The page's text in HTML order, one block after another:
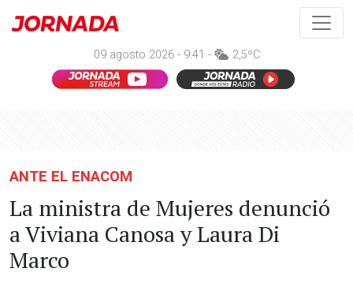
09 agosto 2026 - 9:41 - 2,5ºC
ANTE EL ENACOM
La ministra de Mujeres denunció
a Viviana Canosa y Laura Di
Marco